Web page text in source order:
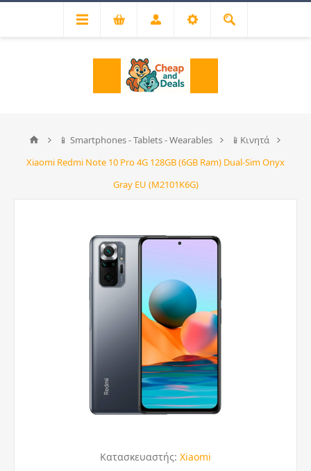
📱 Smartphones - Tablets - Wearables
📱Κινητά
Xiaomi Redmi Note 10 Pro 4G 128GB (6GB Ram) Dual-Sim Onyx
Gray EU (M2101K6G)
Κατασκευαστής: Xiaomi